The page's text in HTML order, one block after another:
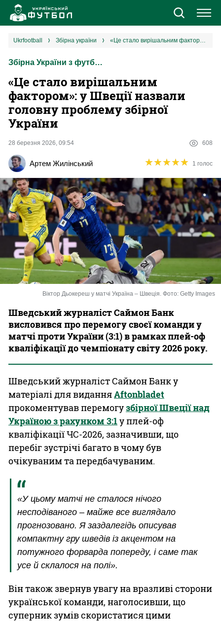
Новини
Збірна
Єврокубки
УПЛ
Різне
Букмекери
Казино
ukrfootball збірна україни «Це стало вирішальним фактором»: у Швеції назвали головну проблему збірної України
Збірна України з футболу
«Це стало вирішальним
фактором»: у Швеції назвали
головну проблему збірної
України
28 березня 2026, 09:54 608
Артем Жилінський ★★★★★
★★★★★ 1 голос
Віктор Дьокереш у матчі Україна – Швеція. Фото: Getty Images
Шведський журналіст Саймон Банк
висловився про перемогу своєї команди у
матчі проти України (3:1) в рамках плей-оф
кваліфікації до чемпіонату світу 2026 року.
Шведський журналіст Саймон Банк у
матеріалі для виданняAftonbladet
прокоментував перемогузбірної Швеції над
Україною з рахунком 3:1у плей-оф
кваліфікації ЧС-2026, зазначивши, що
перебіг зустрічі багато в чому був
очікуваним та передбачуваним.
«У цьому матчі не сталося нічого
несподіваного – майже все виглядало
прогнозовано. Я заздалегідь описував
компактну гру шведів із акцентом на
потужного форварда попереду, і саме так
усе й склалося на полі».
Він також звернув увагу на вразливі сторони
української команди, наголосивши, що
суперник зумів скористатися цими